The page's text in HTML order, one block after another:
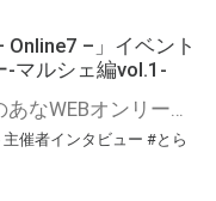
Online7 –」イベント
-マルシェ編vol.1-
こんにちは、とらのあなWEBオンリー運営スタッフです。 新たにお届けする、イベント主催者インタビュー-マルシェ編-は、 とらのあなWEBオンリー「マルシェ」をご利用した主催様に 「マルシェ」を使って開催した感想や心がけをお聞きする企画です。 今回は、WEBオンリー開催7回目迎えた「マレシルプラン – Online7 –」より、 主催の玉川うた様にお話を伺いました。 ▼マレシルプランのインタビュー前回記事 「イベント主催者インタビュー vol.6」はこちら 協力：玉川うた様（マレシルプラン実行委員会 代表）／イベント公式Twitter（@mallesil_plan） とらのあなWEBオンリー「マルシェ」とは？ WEBオンリーでリアルタイムでコミュニケーションがとれるオンライン会場です。
催者インタビュー #とら